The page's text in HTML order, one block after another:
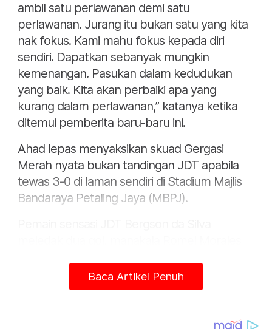
ambil satu perlawanan demi satu
perlawanan. Jurang itu bukan satu yang kita
nak fokus. Kami mahu fokus kepada diri
sendiri. Dapatkan sebanyak mungkin
kemenangan. Pasukan dalam kedudukan
yang baik. Kita akan perbaiki apa yang
kurang dalam perlawanan,” katanya ketika
ditemui pemberita baru-baru ini.
Ahad lepas menyaksikan skuad Gergasi
Merah nyata bukan tandingan JDT apabila
tewas 3-0 di laman sendiri di Stadium Majlis
Bandaraya Petaling Jaya (MBPJ).
skuad Harimau Selatan.
Baca Artikel Penuh